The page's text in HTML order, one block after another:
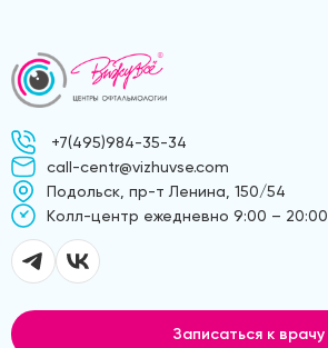
+7(495)984-35-34
call-centr@vizhuvse.com
Подольск, пр-т Ленина, 150/54
Kолл-центр ежедневно 9:00 – 20:00
Записаться к врачу